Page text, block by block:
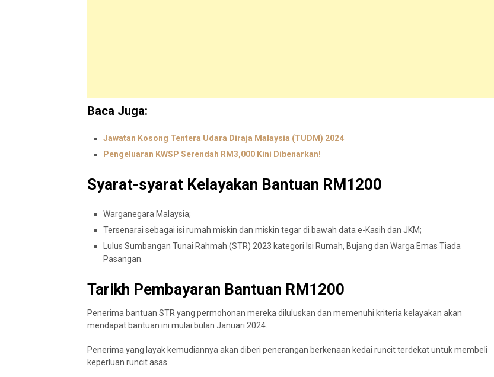
Baca Juga:
Jawatan Kosong Tentera Udara Diraja Malaysia (TUDM) 2024
Pengeluaran KWSP Serendah RM3,000 Kini Dibenarkan!
Syarat-syarat Kelayakan Bantuan RM1200
Warganegara Malaysia;
Tersenarai sebagai isi rumah miskin dan miskin tegar di bawah data e-Kasih dan JKM;
Lulus Sumbangan Tunai Rahmah (STR) 2023 kategori Isi Rumah, Bujang dan Warga Emas Tiada
Pasangan.
Tarikh Pembayaran Bantuan RM1200
Penerima bantuan STR yang permohonan mereka diluluskan dan memenuhi kriteria kelayakan akan
mendapat bantuan ini mulai bulan Januari 2024.
Penerima yang layak kemudiannya akan diberi penerangan berkenaan kedai runcit terdekat untuk membeli
keperluan runcit asas.